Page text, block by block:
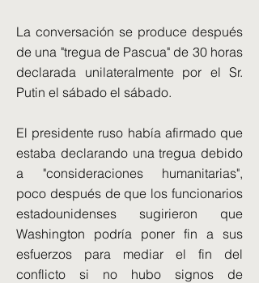
La conversación se produce después
de una "tregua de Pascua" de 30 horas
declarada unilateralmente por el Sr.
Putin el sábado el sábado.
El presidente ruso había afirmado que
estaba declarando una tregua debido
a "consideraciones humanitarias",
poco después de que los funcionarios
estadounidenses sugirieron que
Washington podría poner fin a sus
esfuerzos para mediar el fin del
conflicto si no hubo signos de